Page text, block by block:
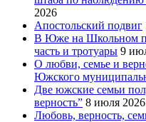
2026
Апостольский подвиг
В Юже на Школьном
часть и тротуары 9
О любви, семье и
Южского
Две южские семьи
верность” 8 июля 2026
Любовь, верность,